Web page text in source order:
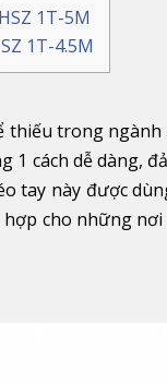
1T-5M
1T-4.5M
trong ngành
1 cách dễ dàng,
tay này được
cho những